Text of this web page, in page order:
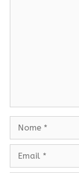
Nome
Email